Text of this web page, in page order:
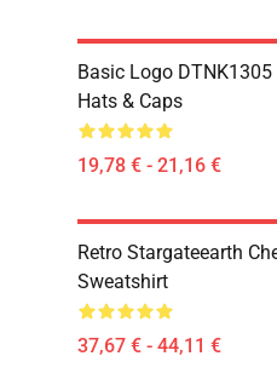
Basic Logo DTNK1305
Hats & Caps
19,78 € - 21,16 €
Retro Stargateearth
Sweatshirt
37,67 € - 44,11 €